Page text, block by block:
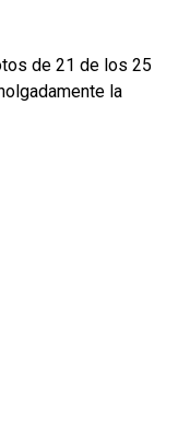
de 21 de los 25
la